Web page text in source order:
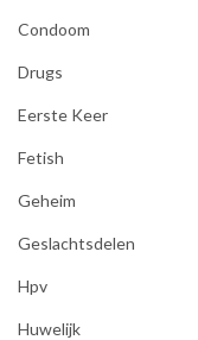
Condoom
Drugs
Eerste Keer
Fetish
Geheim
Geslachtsdelen
Hpv
Huwelijk